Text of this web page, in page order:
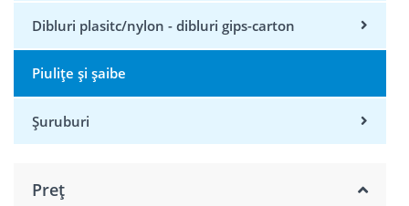
Dibluri plasitc/nylon - dibluri gips-carton
Piulițe și șaibe
Șuruburi
Preț